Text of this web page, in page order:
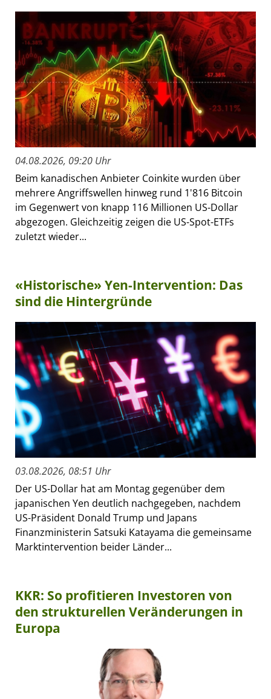
04.08.2026, 09:20 Uhr
Beim kanadischen Anbieter Coinkite wurden über
mehrere Angriffswellen hinweg rund 1'816 Bitcoin
im Gegenwert von knapp 116 Millionen US-Dollar
abgezogen. Gleichzeitig zeigen die US-Spot-ETFs
zuletzt wieder...
«Historische» Yen-Intervention: Das
sind die Hintergründe
03.08.2026, 08:51 Uhr
Der US-Dollar hat am Montag gegenüber dem
japanischen Yen deutlich nachgegeben, nachdem
US-Präsident Donald Trump und Japans
Finanzministerin Satsuki Katayama die gemeinsame
Marktintervention beider Länder...
KKR: So profitieren Investoren von
den strukturellen Veränderungen in
Europa